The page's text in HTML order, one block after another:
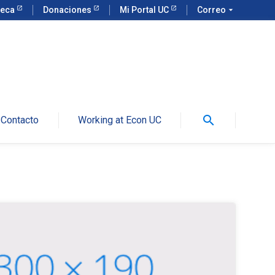
Donaciones Mi Portal UC Correo arrow_drop_down
Contacto Working at Econ UC search